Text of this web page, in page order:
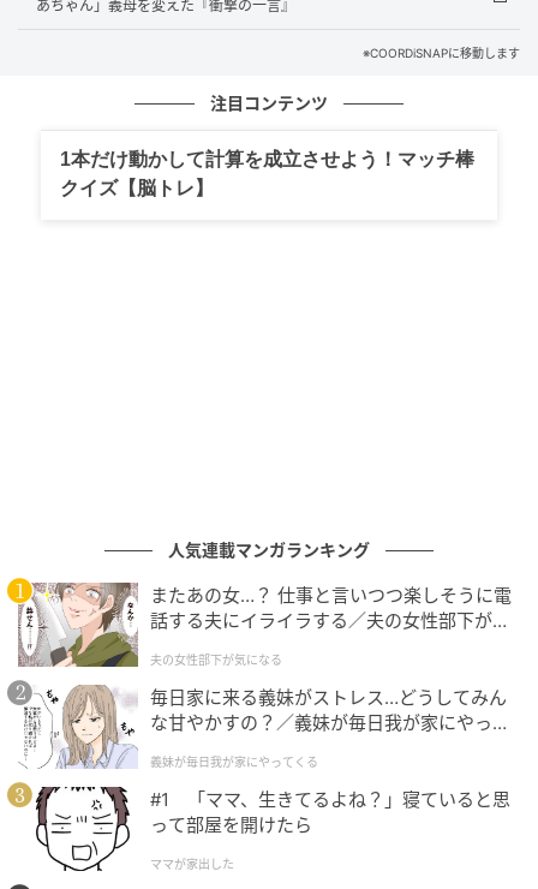
た。すると「美月さん食べてないの？ お兄ちゃん自分
のことしか考えてないじゃん」とズバリ。
さらに義妹は「私はこんな彼氏ちょー嫌だわ」と夫を
一刀両断しました。おかげで追加注文できた私。妹に
いい顔をしたかった兄は、私が食べている間、終始気
キルを活かし、ライター業へ。さまざまな職種、ライ
フスタイルの人への取材を通じた、「生きたエピソー
ド」が強み。働く女性の葛藤や子育て、夫婦関係な
ど、実体験に基づいたリアルな物語を届ける。
元記事で読む
次の記事
勝手にうちで充電するママ友「落とした。弁
償して」→ 我慢や〜めた！ 本気で謝罪させた
私の『逆襲』
あちゃん」義母を変えた『衝撃の一言』
※COORDiSNAPに移動します
注目コンテンツ
1本だけ動かして計算を成立させよう！マッチ棒
クイズ【脳トレ】
人気連載マンガランキング
またあの女…？ 仕事と言いつつ楽しそうに電
話する夫にイライラする／夫の女性部下が気
夫の女性部下が気になる
毎日家に来る義妹がストレス…どうしてみん
な甘やかすの？／義妹が毎日我が家にやって
が】
義妹が毎日我が家にやってくる
#1 「ママ、生きてるよね？」寝ていると思
って部屋を開けたら
ママが家出した